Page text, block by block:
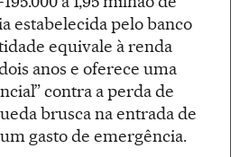
estabelecida pelo banco
equivale à renda
anos e oferece uma
contra a perda de
brusca na entrada de
gasto de emergência.